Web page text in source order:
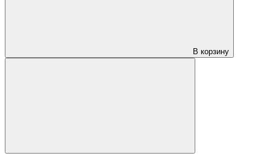
В корзину